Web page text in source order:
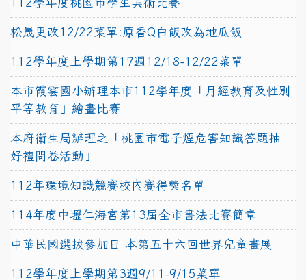
松晟更改12/22菜單:原香Q白飯改為地瓜飯
112學年度上學期第17週12/18-12/22菜單
本市霞雲國小辦理本市112學年度「月經教育及性別
平等教育」繪畫比賽
本府衛生局辦理之「桃園市電子煙危害知識答題抽
好禮問卷活動」
112年環境知識競賽校內賽得獎名單
114年度中壢仁海宮第13屆全市書法比賽簡章
中華民國選拔參加日 本第五十六回世界兒童畫展
112學年度上學期第3週9/11-9/15菜單